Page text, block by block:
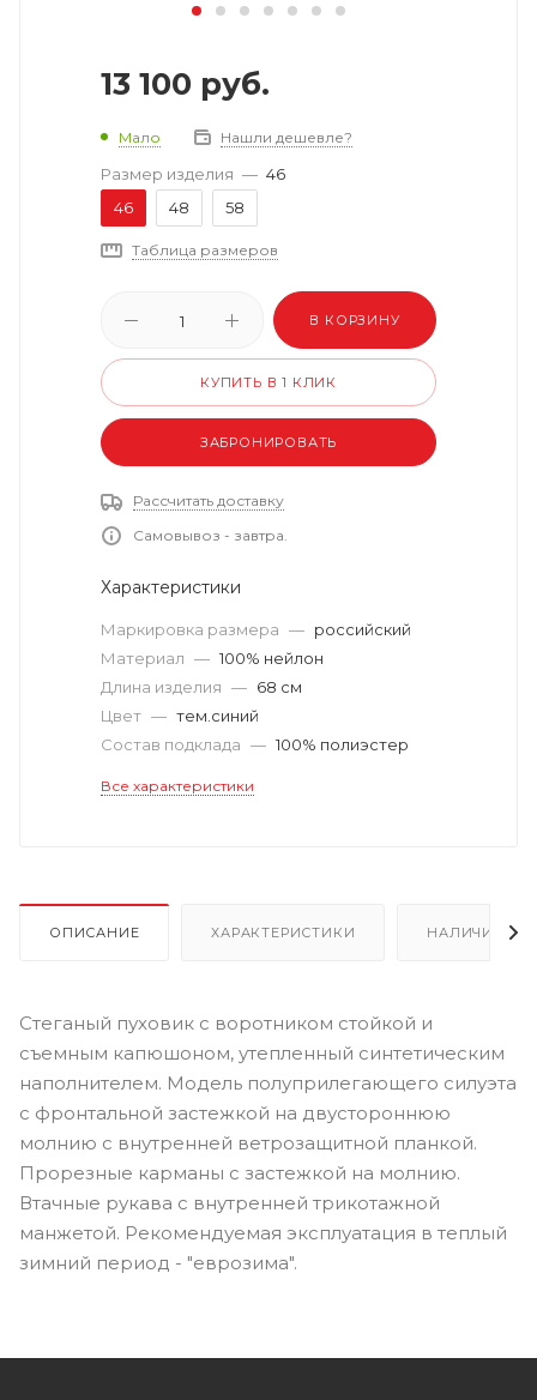
13 100 руб.
Мало Нашли дешевле?
Размер изделия — 46
46
48 58
Таблица размеров
В КОРЗИНУ
КУПИТЬ В 1 КЛИК
ЗАБРОНИРОВАТЬ
Рассчитать доставку
Самовывоз - завтра.
Характеристики
Маркировка размера — российский
Материал — 100% нейлон
Длина изделия — 68 см
Цвет — тем.синий
Состав подклада — 100% полиэстер
Все характеристики
ОПИСАНИЕ ХАРАКТЕРИСТИКИ НАЛИЧИЕ
Стеганый пуховик с воротником стойкой и
съемным капюшоном, утепленный синтетическим
наполнителем. Модель полуприлегающего силуэта
с фронтальной застежкой на двустороннюю
молнию с внутренней ветрозащитной планкой.
Прорезные карманы с застежкой на молнию.
Втачные рукава с внутренней трикотажной
манжетой. Рекомендуемая эксплуатация в теплый
зимний период - "еврозима".